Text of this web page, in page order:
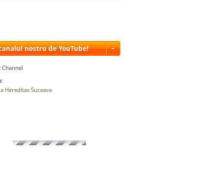
nostru de YouTube!
Channel